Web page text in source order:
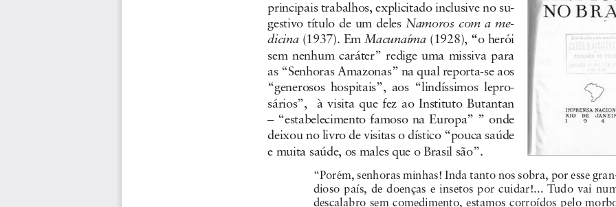
principais trabalhos, explicitado inclusive no su-
gestivo título de um deles Namoros com a me-
dicina (1937). Em Macunaíma (1928), “o herói
sem  nenhum  caráter”  redige  uma  missiva  para
as “Senhoras Amazonas” na qual reporta-se aos
“generosos  hospitais”,  aos  “lindíssimos  lepro-
sários”,    à  visita  que  fez  ao  Instituto  Butantan
– “estabelecimento famoso na Europa” ” onde
deixou no livro de visitas o dístico “pouca saúde
e muita saúde, os males que o Brasil são”.
“Porém, senhoras minhas! Inda tanto nos sobra, por esse
dioso país, de doenças e insetos por cuidar!... Tudo vai
descalabro sem comedimento, estamos corroídos pelo